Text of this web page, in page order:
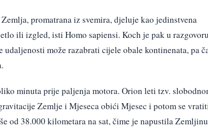
promatrana iz svemira, djeluje kao jedinstvena
ili izgled, isti Homo sapiensi. Koch je pak u
može razabrati cijele obale kontinenata, pa
minuta prije paljenja motora. Orion leti tzv.
Zemlje i Mjeseca obići Mjesec i potom se
od 38.000 kilometara na sat, čime je napustila Zemljinu